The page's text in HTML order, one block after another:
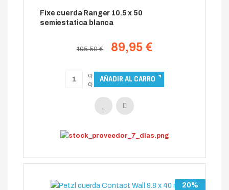
Fixe cuerda Ranger 10.5 x 50
semiestatica blanca
105.50 € 89,95 €
20%